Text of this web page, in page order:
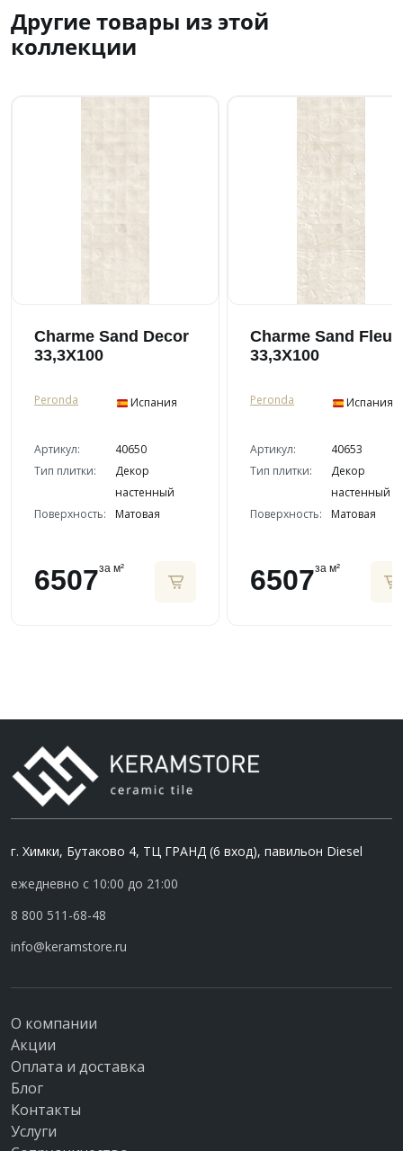
Другие товары из этой
коллекции
Charme Sand Decor
33,3X100
Peronda Испания
Артикул:
40650
Тип плитки:
Декор
настенный
Поверхность:
Матовая
6507за м²
Charme Sand Fleur
33,3X100
Peronda Испания
Артикул:
40653
Тип плитки:
Декор
настенный
Поверхность:
Матовая
6507за м²
г. Химки, Бутаково 4, ТЦ ГРАНД (6 вход), павильон Diesel
ежедневно с 10:00 до 21:00
8 800 511-68-48
info@keramstore.ru
О компании
Акции
Оплата и доставка
Блог
Контакты
Услуги